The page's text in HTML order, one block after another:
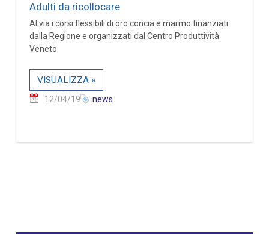
Adulti da ricollocare
Al via i corsi flessibili di oro concia e marmo finanziati
dalla Regione e organizzati dal Centro Produttività
Veneto
VISUALIZZA »
12/04/19 news